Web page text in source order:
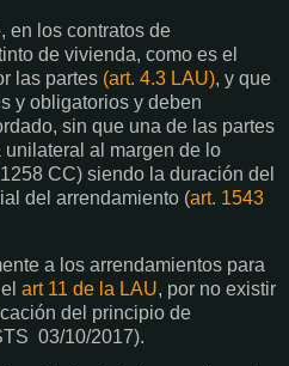
en los contratos de
de vivienda, como es el
las partes (art. 4.3 LAU), y que
y obligatorios y deben
sin que una de las partes
al margen de lo
CC) siendo la duración del
del arrendamiento (art. 1543
a los arrendamientos para
art 11 de la LAU, por no existir
del principio de
03/10/2017).